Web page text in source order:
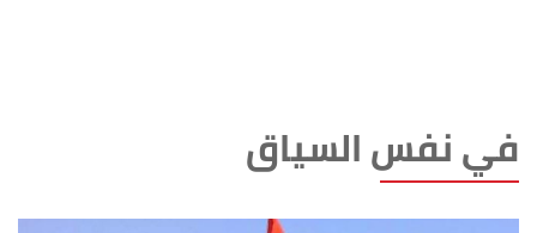
في نفس السياق